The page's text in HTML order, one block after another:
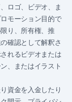
ロゴ、ビデオ、ま
モーション目的で
り、所有権、推
確認として解釈さ
れるビデオまたは
、またはイラスト
資金を入金したり